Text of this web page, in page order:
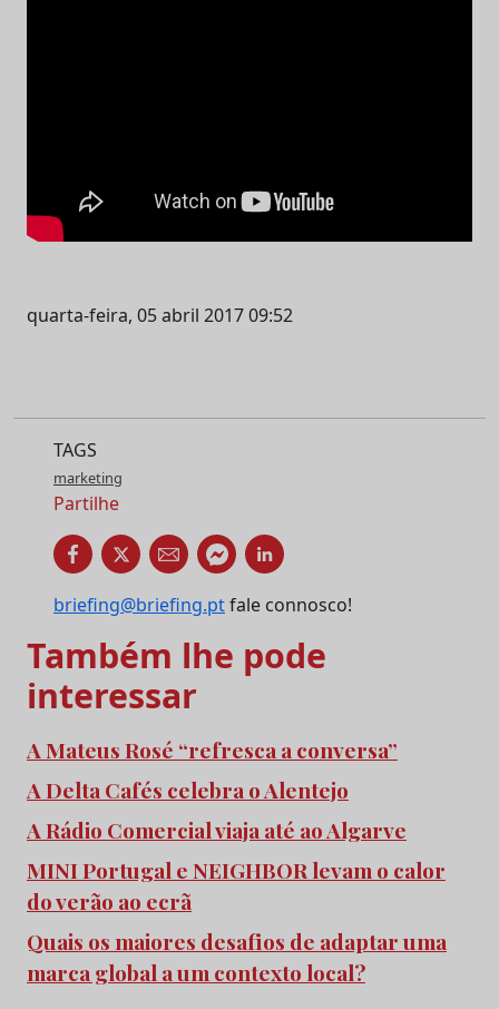
quarta-feira, 05 abril 2017 09:52
TAGS
marketing
Partilhe
briefing@briefing.ptfale connosco!
Também lhe pode
interessar
A Mateus Rosé “refresca a conversa”
A Delta Cafés celebra o Alentejo
A Rádio Comercial viaja até ao Algarve
MINI Portugal e NEIGHBOR levam o calor
do verão ao ecrã
Quais os maiores desafios de adaptar uma
marca global a um contexto local?